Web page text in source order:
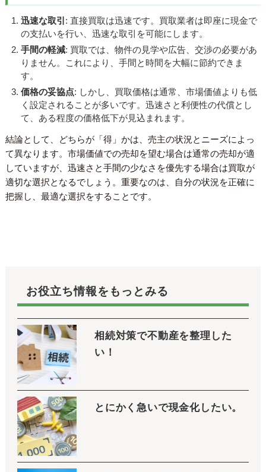
迅速な取引 : 直接買取は迅速です。買取業者は即座に現金で
の支払いを行い、迅速な取引を可能にします。
手間の軽減: 買取では、物件の見学や広告、交渉の必要があ
りません。これにより、手間と時間を大幅に節約できま
す。
価格の妥協点: しかし、買取価格は通常、市場価値よりも低
く設定されることが多いです。迅速さと利便性の代償とし
て、ある程度の価格低下が見込まれます。
結論として、どちらが「得」かは、売主の状況とニーズによっ
て異なります。市場価値での売却を望む場合は通常の売却が適
していますが、迅速さと手間の少なさを優先する場合は買取が
適切な選択となるでしょう。重要なのは、自分の状況を正確に
把握し、最適な選択をすることです。
お役立ち情報をもっとみる
相続対策で不動産を整理した
い！
とにかく急いで現金化したい。